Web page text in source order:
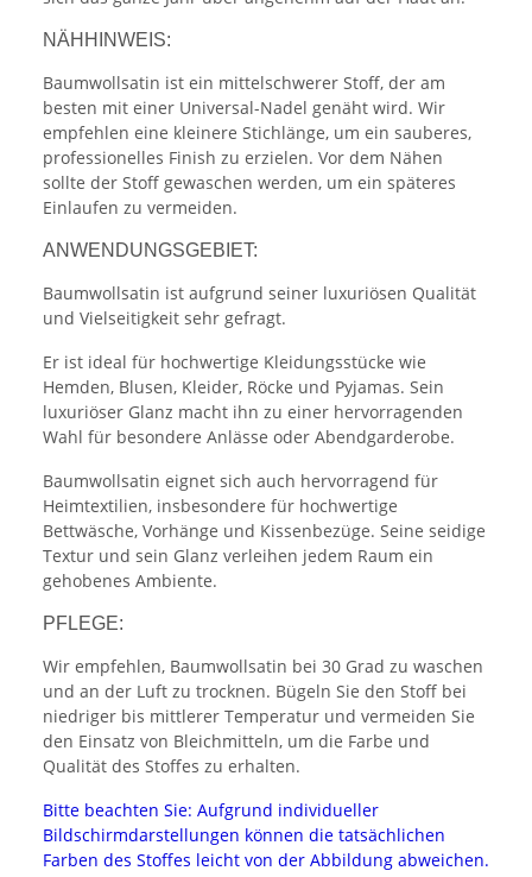
NÄHHINWEIS:
Baumwollsatin ist ein mittelschwerer Stoff, der am
besten mit einer Universal-Nadel genäht wird. Wir
empfehlen eine kleinere Stichlänge, um ein sauberes,
professionelles Finish zu erzielen. Vor dem Nähen
sollte der Stoff gewaschen werden, um ein späteres
Einlaufen zu vermeiden.
ANWENDUNGSGEBIET:
Baumwollsatin ist aufgrund seiner luxuriösen Qualität
und Vielseitigkeit sehr gefragt.
Er ist ideal für hochwertige Kleidungsstücke wie
Hemden, Blusen, Kleider, Röcke und Pyjamas. Sein
luxuriöser Glanz macht ihn zu einer hervorragenden
Wahl für besondere Anlässe oder Abendgarderobe.
Baumwollsatin eignet sich auch hervorragend für
Heimtextilien, insbesondere für hochwertige
Bettwäsche, Vorhänge und Kissenbezüge. Seine seidige
Textur und sein Glanz verleihen jedem Raum ein
gehobenes Ambiente.
PFLEGE:
Wir empfehlen, Baumwollsatin bei 30 Grad zu waschen
und an der Luft zu trocknen. Bügeln Sie den Stoff bei
niedriger bis mittlerer Temperatur und vermeiden Sie
den Einsatz von Bleichmitteln, um die Farbe und
Qualität des Stoffes zu erhalten.
Bitte beachten Sie: Aufgrund individueller
Bildschirmdarstellungen können die tatsächlichen
Farben des Stoffes leicht von der Abbildung abweichen.